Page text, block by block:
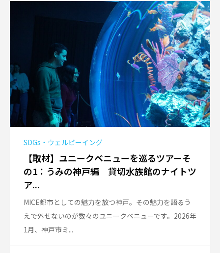
SDGs・ウェルビーイング
【取材】ユニークベニューを巡るツアーそ
の1：うみの神戸編 貸切水族館のナイトツ
ア...
MICE都市としての魅力を放つ神戸。その魅力を語るう
えで外せないのが数々のユニークベニューです。2026年
1月、神戸市ミ...